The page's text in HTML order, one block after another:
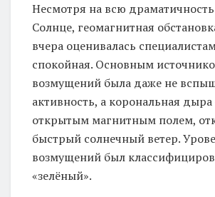
Несмотря на всю
Солнце, геомагнитная
вчера оценивалась
спокойная. Основным
возмущений была даже не
активность, а корональная дыра
открытым магнитным полем,
быстрый солнечный ветер.
возмущений был
«зелёный».